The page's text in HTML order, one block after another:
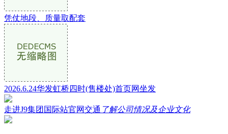
凭仗地段、质量取配套
2026.6.24华发虹桥四时(售楼处)首页网坐发
走进J9集团国际站官网交通 了解公司情况及企业文化